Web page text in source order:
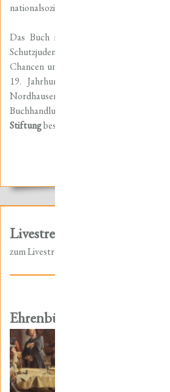
nationalsozialistischen Terror verloren
Das Buch mit dem vollständigen Titel
Schutzjuden zum preußischen
Chancen und Grenzen der Integration
19. Jahrhundert“ ist für 19,90 Euro
Nordhausen vorrätig, kann aber
Buchhandlung und direkt bei der
Stiftungbestellt werden. ISBN: 978-3-
Livestream zur Tagung
zum Livestream
Ehrenbürgerwürde